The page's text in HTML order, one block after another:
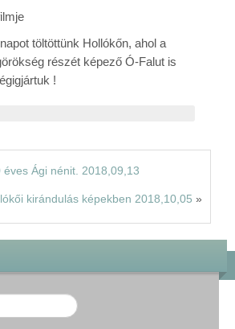
töltöttünk Hollókőn, ahol a
részét képező Ó-Falut is
!
éves Ági nénit. 2018,09,13
kirándulás képekben 2018,10,05 »